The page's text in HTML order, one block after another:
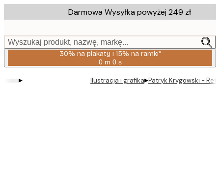
to
content.
Darmowa Wysyłka powyżej 249 zł
Wyszukaj produkt, nazwę, markę...
30% na plakaty i 15% na ramki*
0 m 0 s
Ważny
2026-
▸ Ilustracja i grafika▸Patryk Krygowski -